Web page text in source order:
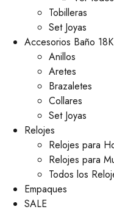
Tobilleras
Set Joyas
Accesorios Baño 18K
Anillos
Aretes
Brazaletes
Collares
Set Joyas
Relojes
Relojes para
Relojes para
Todos los
Empaques
SALE